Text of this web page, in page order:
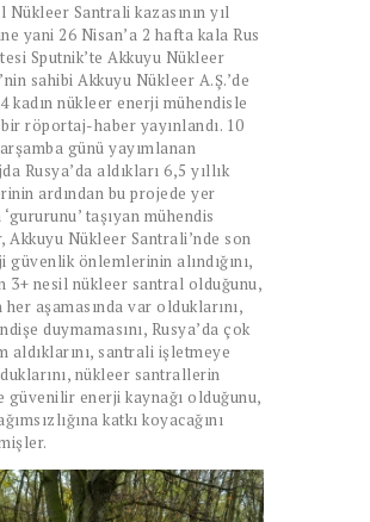
Nükleer Santrali kazasının yıl
yani 26 Nisan’a 2 hafta kala Rus
Sputnik’te Akkuyu Nükleer
sahibi Akkuyu Nükleer A.Ş.’de
kadın nükleer enerji mühendisle
röportaj-haber yayınlandı. 10
günü yayımlanan
Rusya’da aldıkları 6,5 yıllık
ardından bu projede yer
‘gururunu’ taşıyan mühendis
Akkuyu Nükleer Santrali’nde son
güvenlik önlemlerinin alındığını,
3+ nesil nükleer santral olduğunu,
aşamasında var olduklarını,
duymamasını, Rusya’da çok
aldıklarını, santrali işletmeye
nükleer santrallerin
güvenilir enerji kaynağı olduğunu,
katkı koyacağını